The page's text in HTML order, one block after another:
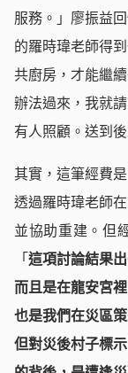
服務。」廖振益
的羅時瑋老師得
共廚房，才能繼
辦法過來，我就
有人照顧。送到
其實，這筆經費
透過羅時瑋老師
並協助重建。但
「 這項討論結果
而且是在龍安宮
也是我們在災區
但對災後村子標